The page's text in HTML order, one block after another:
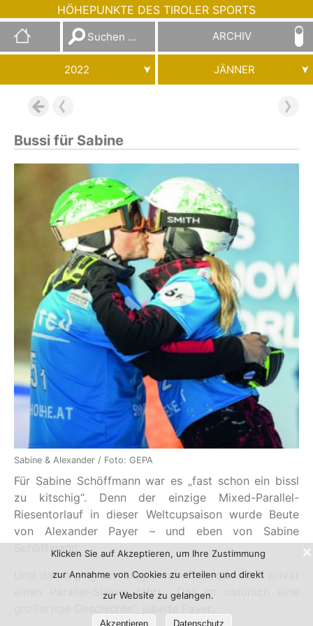
HÖHEPUNKTE DES TIROLER SPORTS
Suchen
nach:
ARCHIV
2022 JÄNNER
Bussi für Sabine
Sabine & Alexander / Foto: GEPA
Für Sabine Schöffmann war es „fast schon ein bissl
zu kitschig“. Denn der einzige Mixed-Parallel-
Riesentorlauf in dieser Weltcupsaison wurde Beute
von Alexander Payer – und eben von Sabine
Schöffmann.
Und damit ging der Sieg an ein Duo, das auch privat
einen Parallel-Slalom fährt. „Das ist natürlich eine
Klicken Sie auf Akzeptieren, um Ihre Zustimmung
zur Annahme von Cookies zu erteilen und direkt
zur Website zu gelangen.
Akzeptieren Datenschutz